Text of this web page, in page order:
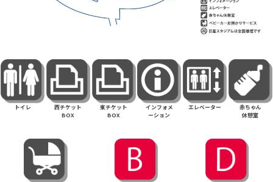
トイレ
西チケット
BOX
東チケット
BOX
インフォメ
ーション
エレベーター
赤ちゃん
休憩室